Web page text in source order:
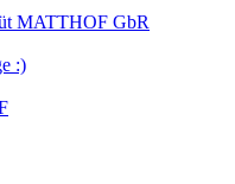
MATTHOF GbR
:)